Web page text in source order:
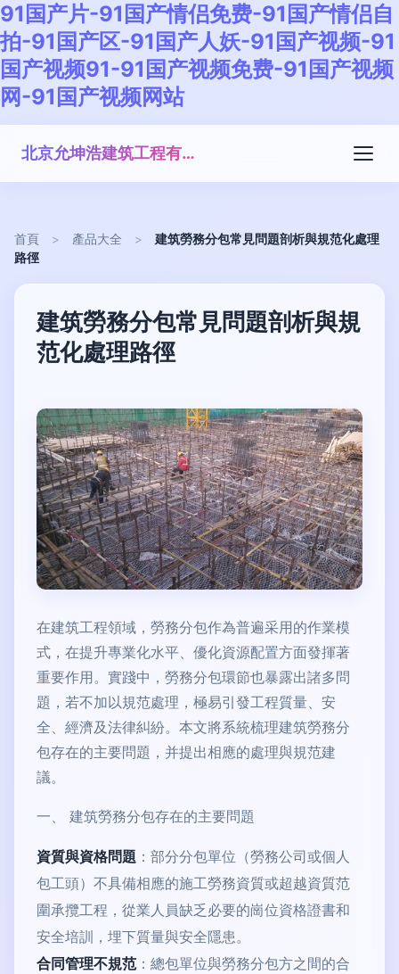
91国产片-91国产情侣免费-91国产情侣自
拍-91国产区-91国产人妖-91国产视频-91
国产视频91-91国产视频免费-91国产视频
网-91国产视频网站
北京允坤浩建筑工程有限公司
首頁 > 產品大全 >
建筑勞務分包常見問題剖析與規范化處理
路徑
建筑勞務分包常見問題剖析與規
范化處理路徑
在建筑工程領域，勞務分包作為普遍采用的作業模
式，在提升專業化水平、優化資源配置方面發揮著
重要作用。實踐中，勞務分包環節也暴露出諸多問
題，若不加以規范處理，極易引發工程質量、安
全、經濟及法律糾紛。本文將系統梳理建筑勞務分
包存在的主要問題，并提出相應的處理與規范建
議。
一、 建筑勞務分包存在的主要問題
資質與資格問題 ：部分分包單位（勞務公司或個人
包工頭）不具備相應的施工勞務資質或超越資質范
圍承攬工程，從業人員缺乏必要的崗位資格證書和
安全培訓，埋下質量與安全隱患。
合同管理不規范：總包單位與勞務分包方之間的合